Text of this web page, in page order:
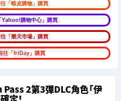
「蝦皮購物」購買
Yahoo!購物中心」購買
「樂天市場」購買
往「friDay」購買
2第3彈DLC角色「伊
定！